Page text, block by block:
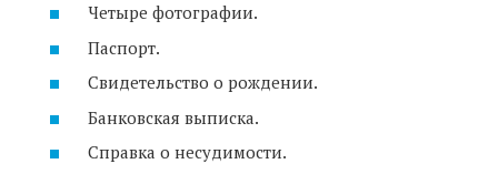
Четыре фотографии.
Паспорт.
Свидетельство о рождении.
Банковская выписка.
Справка о несудимости.